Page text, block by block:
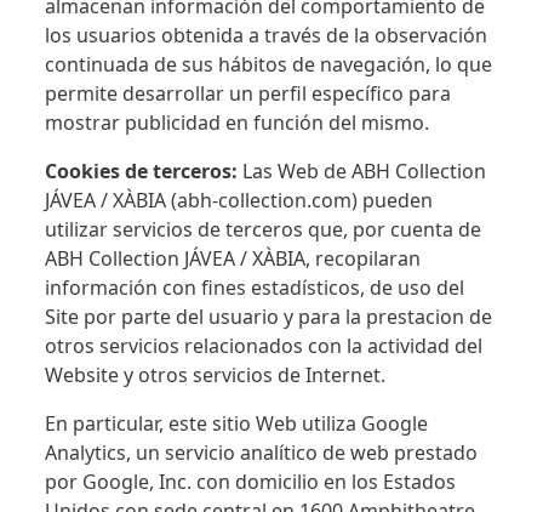
almacenan información del comportamiento de
los usuarios obtenida a través de la observación
continuada de sus hábitos de navegación, lo que
permite desarrollar un perfil específico para
mostrar publicidad en función del mismo.
Cookies de terceros: Las Web de ABH Collection
JÁVEA / XÀBIA (abh-collection.com) pueden
utilizar servicios de terceros que, por cuenta de
ABH Collection JÁVEA / XÀBIA, recopilaran
información con fines estadísticos, de uso del
Site por parte del usuario y para la prestacion de
otros servicios relacionados con la actividad del
Website y otros servicios de Internet.
En particular, este sitio Web utiliza Google
Analytics, un servicio analítico de web prestado
por Google, Inc. con domicilio en los Estados